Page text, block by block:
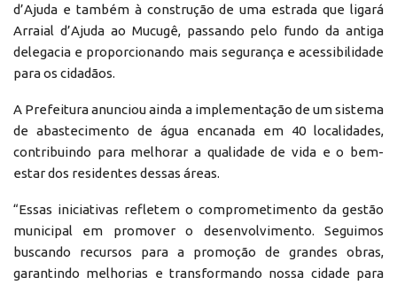
d’Ajuda e também à construção de uma estrada que ligará
Arraial d’Ajuda ao Mucugê, passando pelo fundo da antiga
delegacia e proporcionando mais segurança e acessibilidade
para os cidadãos.
A Prefeitura anunciou ainda a implementação de um sistema
de abastecimento de água encanada em 40 localidades,
contribuindo para melhorar a qualidade de vida e o bem-
estar dos residentes dessas áreas.
“Essas iniciativas refletem o comprometimento da gestão
municipal em promover o desenvolvimento. Seguimos
buscando recursos para a promoção de grandes obras,
garantindo melhorias e transformando nossa cidade para